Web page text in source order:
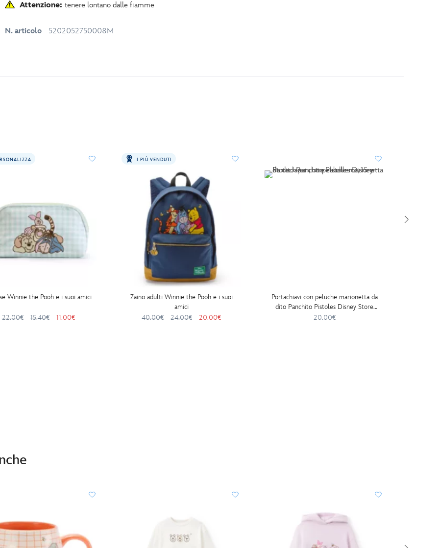
Attenzione: tenere lontano dalle fiamme
N. articolo 5202052750008M
Winnie the Pooh e i suoi amici
22.00€ 15.40€ 11.00€
I PIÙ VENDUTI
Zaino adulti Winnie the Pooh e i suoi
amici
40.00€
24.00€ 20.00€
Portachiavi con peluche marionetta da
dito Panchito Pistoles Disney Store
Japan, I tre caballeros, 15 cm
20.00€